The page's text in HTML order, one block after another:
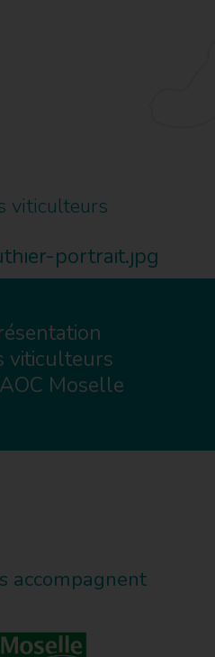
viticulteurs
viticulteurs
Moselle
accompagnent